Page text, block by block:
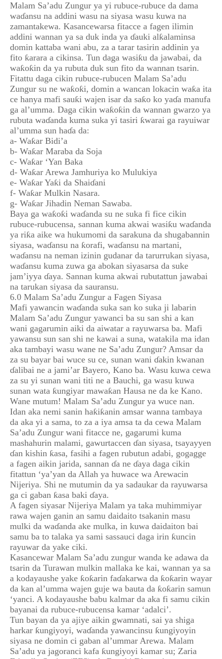
Malam Sa’adu Zungur ya yi rubuce-rubuce da dama
waɗansu na addini wasu na siyasa wasu kuwa na
zamantakewa. Kasancewarsa fitacce a fagen ilimin
addini wannan ya sa duk inda ya ɗauki alƙalaminsa
domin kattaba wani abu, za a tarar tasirin addinin ya
fito ƙarara a cikinsa. Tun daga wasiƙu da jawabai, da
waƙoƙin da ya rubuta duk sun fito da wannan tsarin.
Fitattu daga cikin rubuce-rubucen Malam Sa’adu
Zungur su ne waƙoƙi, domin a wancan lokacin waƙa ita
ce hanya mafi sauƙi wajen isar da saƙo ko yaɗa manufa
ga al’umma. Daga cikin waƙoƙin da wannan gwarzo ya
rubuta waɗanda kuma suka yi tasiri ƙwarai ga rayuiwar
al’umma sun haɗa da:
a- Waƙar Bidi’a
b- Waƙar Maraba da Soja
c- Waƙar ‘Yan Baka
d- Waƙar Arewa Jamhuriya ko Mulukiya
e- Waƙar Yaƙi da Shaiɗani
f- Waƙar Mulkin Nasara.
g- Waƙar Jihadin Neman Sawaba.
Baya ga waƙoƙi waɗanda su ne suka fi fice cikin
rubuce-rubucensa, sannan kuma akwai wasiƙu waɗanda
ya riƙa aike wa hukumomi da sarakuna da shugabannin
siyasa, waɗansu na ƙorafi, waɗansu na martani,
waɗansu na neman izinin gudanar da tarurrukan siyasa,
waɗansu kuma zuwa ga abokan siyasarsa da suke
jam’iyya ɗaya. Sannan kuma akwai rubutattun jawabai
na tarukan siyasa da sauransu.
6.0 Malam Sa’adu Zungur a Fagen Siyasa
Mafi yawancin waɗanda suka san ko suka ji labarin
Malam Sa’adu Zungur yawanci ba su san shi a kan
wani gagarumin aiki da aiwatar a rayuwarsa ba. Mafi
yawansu sun san shi ne kawai a suna, watakila ma idan
aka tambayi wasu wane ne Sa’adu Zungur? Amsar da
za su bayar bai wuce su ce, sunan wani ɗakin kwanan
ɗalibai ne a jami’ar Bayero, Kano ba. Wasu kuwa cewa
za su yi sunan wani titi ne a Bauchi, ga wasu kuwa
sunan wata ƙungiyar mawaƙan Hausa ne da ke Kano.
Wane mutum! Malam Sa’adu Zungur ya wuce nan.
Idan aka nemi sanin haƙiƙanin amsar wanna tambaya
da aka yi a sama, to za a iya amsa ta da cewa Malam
Sa’adu Zungur wani fitacce ne, gagarumi kuma
mashahurin malami, gawurtaccen ɗan siyasa, tsayayyen
ɗan kishin ƙasa, fasihi a fagen rubutun adabi, gogagge
a fagen aikin jarida, sannan ɗa ne ɗaya daga cikin
fitattun ‘ya’yan da Allah ya huwace wa Arewacin
Nijeriya. Shi ne mutumin da ya sadaukar da rayuwarsa
ga ci gaban ƙasa baki ɗaya.
A fagen siyasar Nijeriya Malam ya taka muhimmiyar
rawa wajen ganin an samu daidaito tsakanin masu
mulki da waɗanda ake mulka, in kuwa daidaiton bai
samu ba to talaka ya sami sassauci daga irin ƙuncin
rayuwar da yake ciki.
Kasancewar Malam Sa’adu zungur wanda ke adawa da
tsarin da Turawan mulkin mallaka ke kai, wannan ya sa
a kodayaushe yake ƙoƙarin faɗakarwa da ƙoƙarin wayar
da kan al’umma wajen guje wa bauta da ƙoƙarin samun
‘yanci. A kodayaushe babu kalmar da aka fi samu cikin
bayanai da rubuce-rubucensa kamar ‘adalci’.
Tun bayan da ya ajiye aikin gwamnati, sai ya shiga
harkar ƙungiyoyi, waɗanda yawancinsu ƙungiyoyin
siyasa ne domin ci gaban al’ummar Arewa. Malam
Sa’adu ya jagoranci kafa ƙungiyoyi kamar su; Zaria